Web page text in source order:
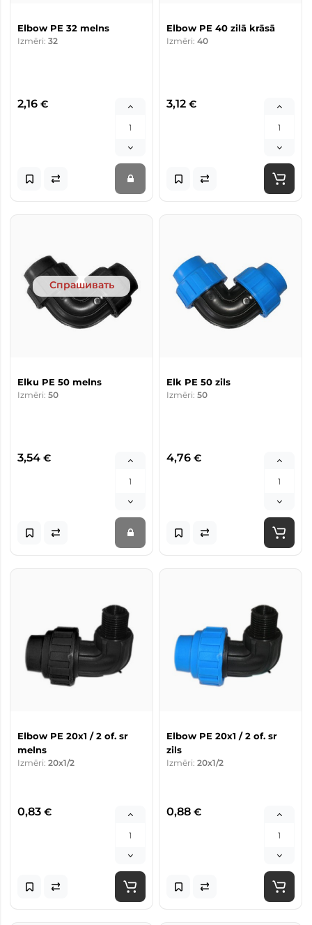
Elbow PE 32 melns
Izmēri: 32
2,16 €
Elbow PE 40 zilā krāsā
Izmēri: 40
3,12 €
Спрашивать
Elku PE 50 melns
Izmēri: 50
3,54 €
Elk PE 50 zils
Izmēri: 50
4,76 €
Elbow PE 20x1 / 2 of. sr
melns
Izmēri: 20x1/2
0,83 €
Elbow PE 20x1 / 2 of. sr
zils
Izmēri: 20x1/2
0,88 €